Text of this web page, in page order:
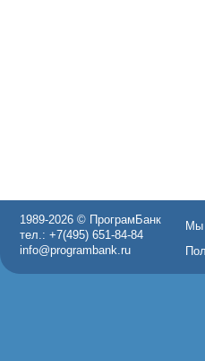
1989-2026 © ПрограмБанк
тел.: +7(495) 651-84-84
info@programbank.ru
Мы